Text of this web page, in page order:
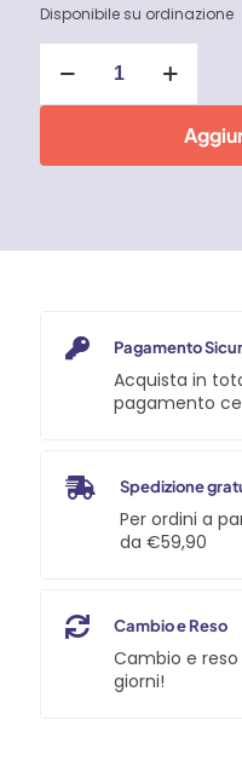
Disponibile su ordinazione
Corsoio
Cromato
Mm
Pagamento
Acquista in
pagamento
Spedizione
Per ordini a
da €59,90
Cambio e Reso
Cambio e
giorni!